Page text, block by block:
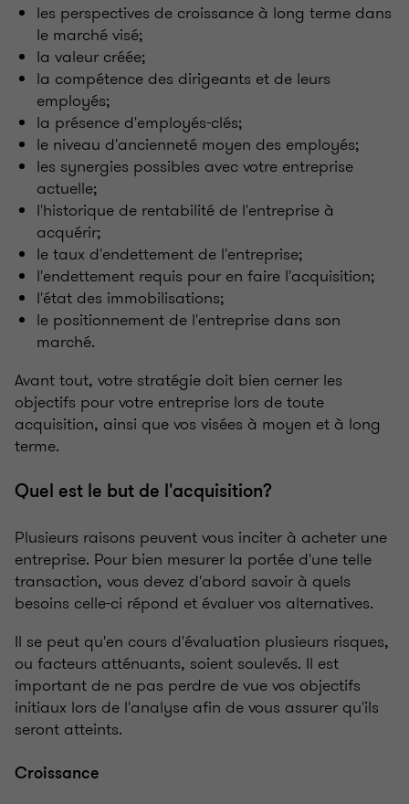
les perspectives de croissance à long terme dans
le marché visé;
la valeur créée;
la compétence des dirigeants et de leurs
employés;
la présence d'employés-clés;
le niveau d'ancienneté moyen des employés;
les synergies possibles avec votre entreprise
actuelle;
l'historique de rentabilité de l'entreprise à
acquérir;
le taux d'endettement de l'entreprise;
l'endettement requis pour en faire l'acquisition;
l'état des immobilisations;
le positionnement de l'entreprise dans son
marché.
Avant tout, votre stratégie doit bien cerner les
objectifs pour votre entreprise lors de toute
acquisition, ainsi que vos visées à moyen et à long
terme.
Quel est le but de l'acquisition?
Plusieurs raisons peuvent vous inciter à acheter une
entreprise. Pour bien mesurer la portée d'une telle
transaction, vous devez d'abord savoir à quels
besoins celle-ci répond et évaluer vos alternatives.
Il se peut qu'en cours d'évaluation plusieurs risques,
ou facteurs atténuants, soient soulevés. Il est
important de ne pas perdre de vue vos objectifs
initiaux lors de l'analyse afin de vous assurer qu'ils
seront atteints.
Croissance